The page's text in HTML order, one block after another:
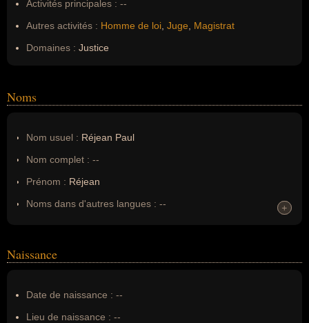
Activités principales : --
Autres activités : Homme de loi Juge
Magistrat
Domaines : Justice
Noms
Nom usuel : Réjean Paul
Nom complet : --
Prénom : Réjean
Noms dans d'autres langues : --
Nom de famille :Paul
+
+
Naissance
Date de naissance : --
Lieu de naissance : --